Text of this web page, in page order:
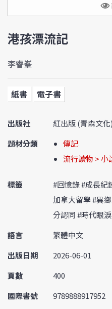
港孩漂流記
李睿峯
紙書 電子書
出版社
紅出版 (青森文化)
題材分類
傳記
流行讀物 > 小
標籤
#回憶錄 #成長紀
加拿大留學 #異
分認同 #時代眼淚
語言
繁體中文
出版日期
2026-06-01
頁數
400
國際書號
9789888917952